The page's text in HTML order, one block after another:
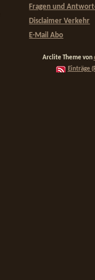
Fragen und
Disclaimer Verkehr
E-Mail Abo
Arclite Theme von
Einträge